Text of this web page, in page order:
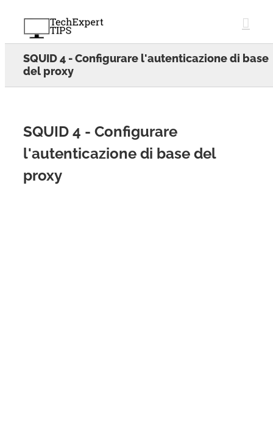
content
SQUID 4 - Configurare l'autenticazione di base
del proxy
SQUID 4 - Configurare
l'autenticazione di base del
proxy